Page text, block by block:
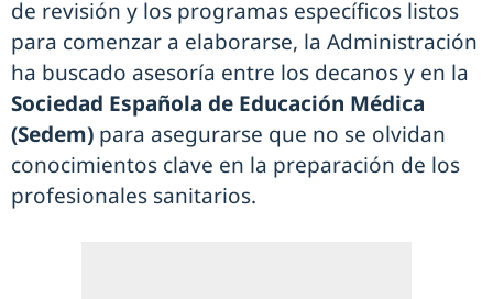
de revisión y los programas específicos listos
para comenzar a elaborarse, la Administración
ha buscado asesoría entre los decanos y en la
Sociedad Española de Educación Médica
(Sedem) para asegurarse que no se olvidan
conocimientos clave en la preparación de los
profesionales sanitarios.